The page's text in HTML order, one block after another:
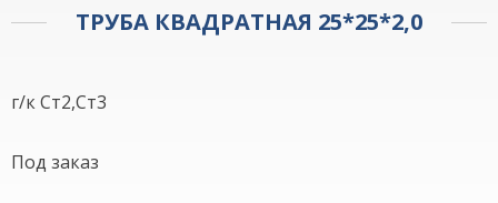
ТРУБА КВАДРАТНАЯ 25*25*2,0
г/к Ст2,Ст3
Под заказ